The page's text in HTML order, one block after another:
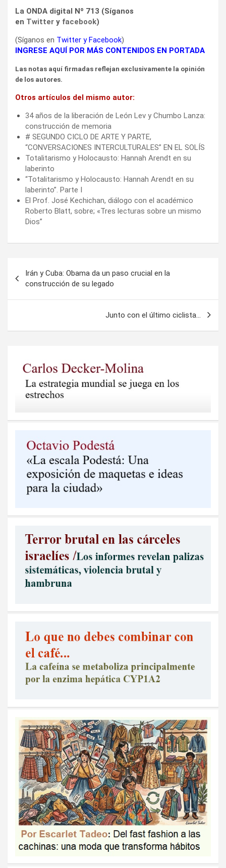
La ONDA digital Nº 713 (Síganos
en Twitter y facebook)
(Síganos en Twitter yFacebook)
INGRESE AQUÍ POR MÁS CONTENIDOS EN PORTADA
Las notas aquí firmadas reflejan exclusivamente la opinión
de los autores.
Otros artículos del mismo autor:
34 años de la liberación de León Lev y Chumbo Lanza:
construcción de memoria
# SEGUNDO CICLO DE ARTE Y PARTE,
“CONVERSACIONES INTERCULTURALES” EN EL SOLÍS
Totalitarismo y Holocausto: Hannah Arendt en su
laberinto
“Totalitarismo y Holocausto: Hannah Arendt en su
laberinto”. Parte I
El Prof. José Kechichan, diálogo con el académico
Roberto Blatt, sobre; «Tres lecturas sobre un mismo
Dios”
de
entradas
Irán y Cuba: Obama da un paso crucial en la
construcción de su legado
Junto con el último ciclista…